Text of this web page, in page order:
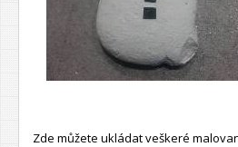
Zde můžete ukládat veškeré